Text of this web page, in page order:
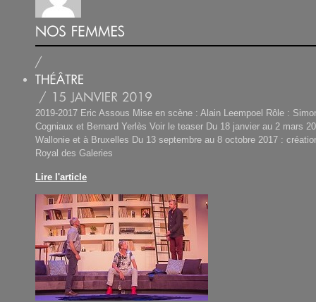
2019-2017 Eric Assous Mise en scène : Alain Leempoel Rôle :
Cogniaux et Bernard Yerlès Voir le teaser Du 18 janvier au 2 mars
Wallonie et à Bruxelles Du 13 septembre au 8 octobre 2017 :
Royal des Galeries
Lire l'article